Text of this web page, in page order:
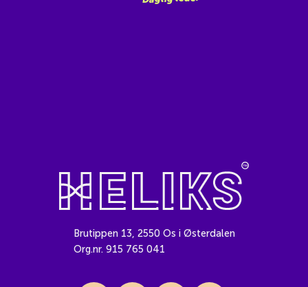
Brutippen 13, 2550 Os i Østerdalen
Org.nr. 915 765 041